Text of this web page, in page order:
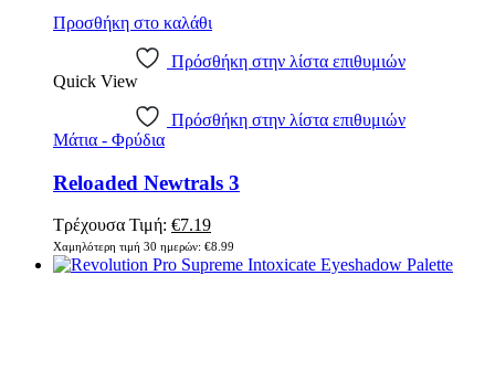
Προσθήκη στο καλάθι
Πρόσθήκη στην λίστα επιθυμιών
Quick View
Πρόσθήκη στην λίστα επιθυμιών
Μάτια - Φρύδια
Reloaded Newtrals 3
Τρέχουσα Τιμή: Original
price
was:
€7.19Η
τρέχουσα
τιμή
Χαμηλότερη τιμή 30 ημερών: €8.99